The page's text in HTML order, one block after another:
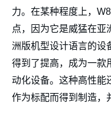
力。在某种程度上，
点，因为它是威猛在亚
洲版机型设计语言的设
得到了提高，成为一款
动化设备。这种高性能
作为标配而得到制造，